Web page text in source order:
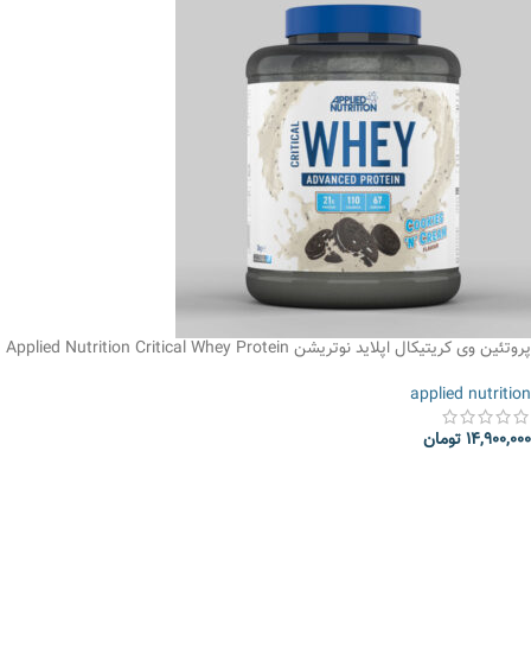
پروتئین وی کریتیکال اپلاید نوتریشن Applied Nutrition Critical Whey Protein
applied nutrition
14,900,000تومان